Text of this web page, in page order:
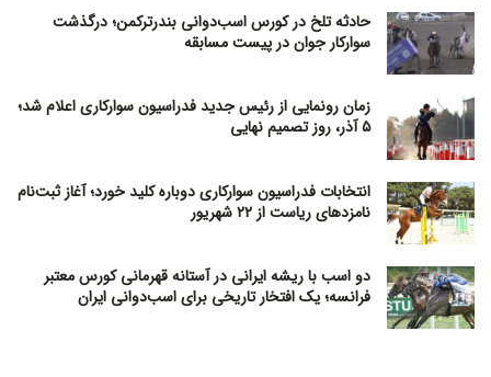
حادثه تلخ در کورس اسب‌دوانی بندرترکمن؛ درگذشت
سوارکار جوان در پیست مسابقه
زمان رونمایی از رئیس جدید فدراسیون سوارکاری اعلام شد؛
۵ آذر، روز تصمیم نهایی
انتخابات فدراسیون سوارکاری دوباره کلید خورد؛ آغاز ثبت‌نام
نامزدهای ریاست از ۲۲ شهریور
دو اسب با ریشه ایرانی در آستانه قهرمانی کورس معتبر
فرانسه؛ یک افتخار تاریخی برای اسب‌دوانی ایران